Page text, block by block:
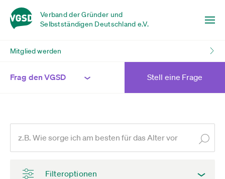
Verband der Gründer und
Selbstständigen Deutschland e.V.
Mitglied werden
Frag den VGSD Stell eine Frage
Filteroptionen